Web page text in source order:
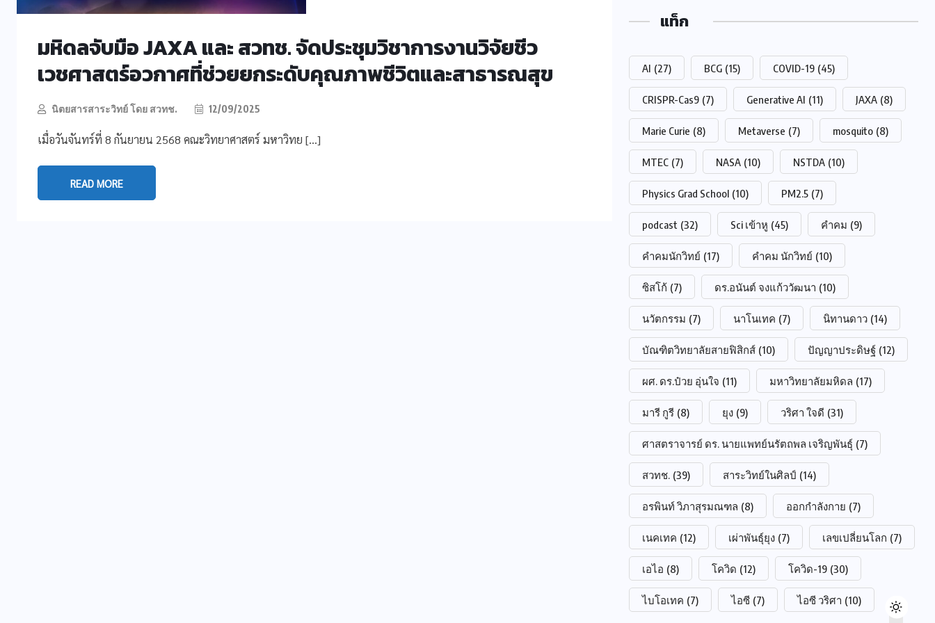
มหิดลจับมือ JAXA และ สวทช. จัดประชุมวิชาการงานวิจัยชีว
เวชศาสตร์อวกาศที่ช่วยยกระดับคุณภาพชีวิตและสาธารณสุข
นิตยสารสาระวิทย์ โดย สวทช. 12/09/2025
เมื่อวันจันทร์ที่ 8 กันยายน 2568 คณะวิทยาศาสตร์ มหาวิทย […]
READ MORE
แท็ก
AI (27) BCG (15) COVID-19 (45)
CRISPR-Cas9 (7) Generative AI (11) JAXA (8)
Marie Curie (8) Metaverse (7) mosquito (8)
MTEC (7) NASA (10) NSTDA (10)
Physics Grad School (10) PM2.5 (7)
podcast (32) Sci เข้าหู (45) คำคม (9)
คำคมนักวิทย์ (17) คำคม นักวิทย์ (10)
ซิสโก้ (7) ดร.อนันต์ จงแก้ววัฒนา (10)
นวัตกรรม (7) นาโนเทค (7) นิทานดาว (14)
บัณฑิตวิทยาลัยสายฟิสิกส์ (10) ปัญญาประดิษฐ์ (12)
ผศ. ดร.ป๋วย อุ่นใจ (11) มหาวิทยาลัยมหิดล (17)
มารี กูรี (8) ยุง (9) วริศา ใจดี (31)
ศาสตราจารย์ ดร. นายแพทย์นรัตถพล เจริญพันธุ์ (7)
สวทช. (39) สาระวิทย์ในศิลป์ (14)
อรพินท์ วิภาสุรมณฑล (8) ออกกำลังกาย (7)
เนคเทค (12) เผ่าพันธุ์ยุง (7) เลขเปลี่ยนโลก (7)
เอไอ (8) โควิด (12) โควิด-19 (30)
ไบโอเทค (7) ไอซี (7) ไอซี วริศา (10)